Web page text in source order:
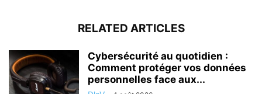
RELATED ARTICLES
Cybersécurité au quotidien :
Comment protéger vos données
personnelles face aux...